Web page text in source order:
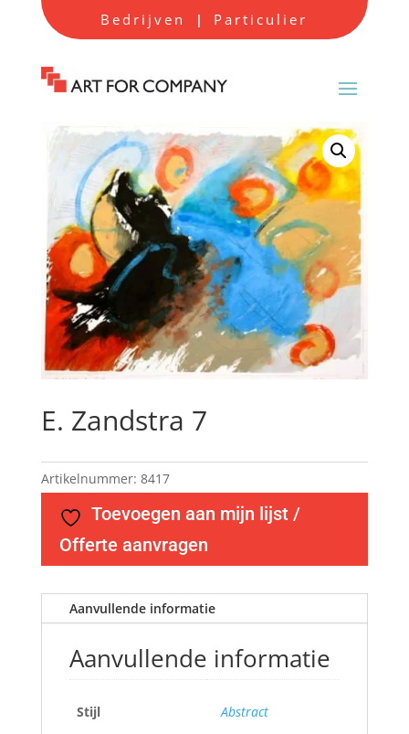
Bedrijven | Particulier
E. Zandstra 7
Artikelnummer: 8417
Toevoegen aan mijn lijst /
Offerte aanvragen
Aanvullende informatie
Aanvullende informatie
Stijl Abstract